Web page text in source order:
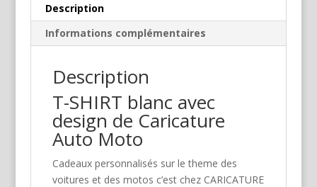
Description
Informations complémentaires
Description
T-SHIRT blanc avec
design de Caricature
Auto Moto
Cadeaux personnalisés sur le theme des
voitures et des motos c’est chez CARICATURE